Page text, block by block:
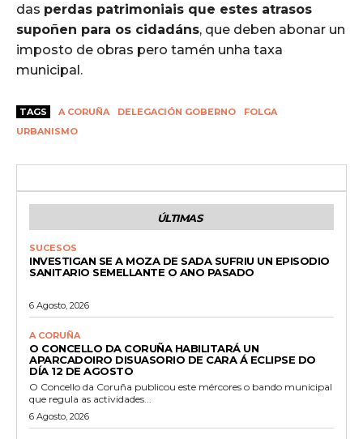
das perdas patrimoniais que estes atrasos
supoñen para os cidadáns, que deben abonar un
imposto de obras pero tamén unha taxa
municipal.
TAGS A CORUÑA DELEGACIÓN GOBERNO
FOLGA
URBANISMO
ÚLTIMAS
SUCESOS
INVESTIGAN SE A MOZA DE SADA SUFRIU UN EPISODIO
SANITARIO SEMELLANTE O ANO PASADO
6 Agosto, 2026
A CORUÑA
O CONCELLO DA CORUÑA HABILITARÁ UN
APARCADOIRO DISUASORIO DE CARA Á ECLIPSE DO
DÍA 12 DE AGOSTO
O Concello da Coruña publicou este mércores o bando municipal
que regula as actividades...
6 Agosto, 2026